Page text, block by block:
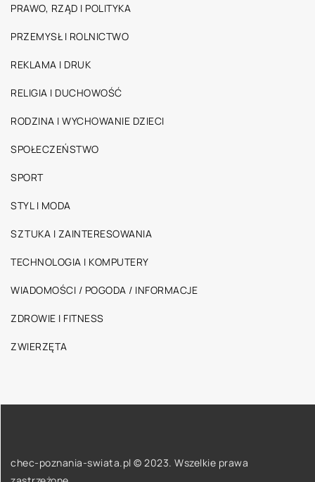
PRAWO, RZĄD I POLITYKA
PRZEMYSŁ I ROLNICTWO
REKLAMA I DRUK
RELIGIA I DUCHOWOŚĆ
RODZINA I WYCHOWANIE DZIECI
SPOŁECZEŃSTWO
SPORT
STYL I MODA
SZTUKA I ZAINTERESOWANIA
TECHNOLOGIA I KOMPUTERY
WIADOMOŚCI / POGODA / INFORMACJE
ZDROWIE I FITNESS
ZWIERZĘTA
chec-poznania-swiata.pl © 2023. Wszelkie prawa